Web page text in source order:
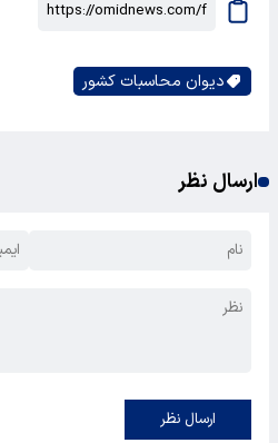
دیوان محاسبات کشور
ارسال نظر
ارسال نظر